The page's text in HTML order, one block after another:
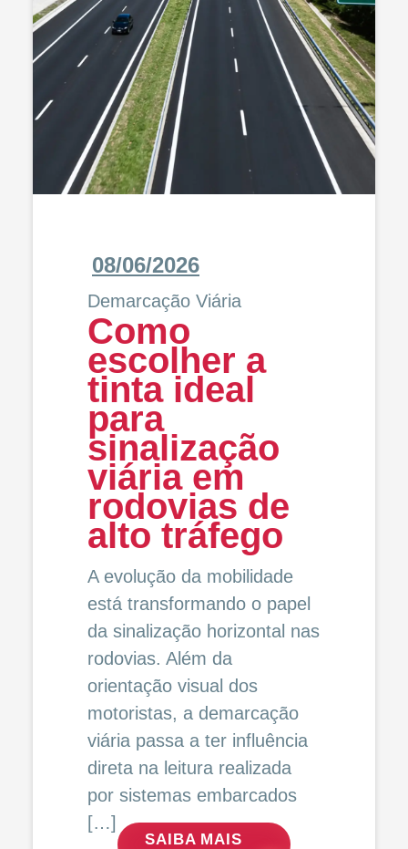
08/06/2026
Demarcação Viária
Como
escolher a
tinta ideal
para
sinalização
viária em
rodovias de
alto tráfego
A evolução da mobilidade
está transformando o papel
da sinalização horizontal nas
rodovias. Além da
orientação visual dos
motoristas, a demarcação
viária passa a ter influência
direta na leitura realizada
por sistemas embarcados
[…]
SAIBA MAIS